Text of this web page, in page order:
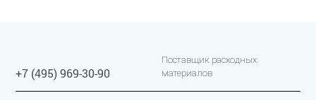
+7 (495) 969-30-90
Поставщик расходных
материалов